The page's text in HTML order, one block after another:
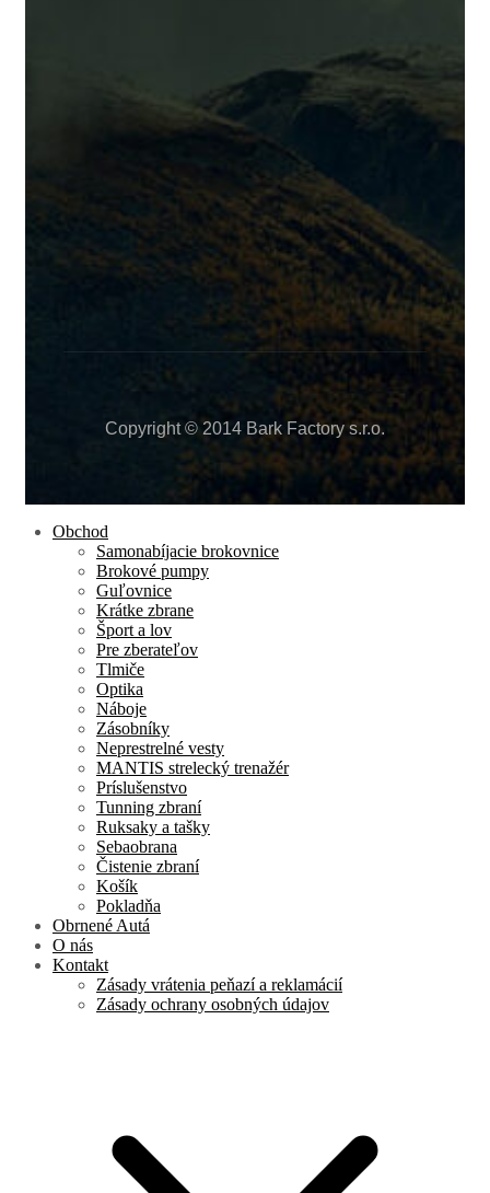
Copyright © 2014 Bark Factory s.r.o.
Obchod
Samonabíjacie brokovnice
Brokové pumpy
Guľovnice
Krátke zbrane
Šport a lov
Pre zberateľov
Tlmiče
Optika
Náboje
Zásobníky
Neprestrelné vesty
MANTIS strelecký trenažér
Príslušenstvo
Tunning zbraní
Ruksaky a tašky
Sebaobrana
Čistenie zbraní
Košík
Pokladňa
Obrnené Autá
O nás
Kontakt
Zásady vrátenia peňazí a reklamácií
Zásady ochrany osobných údajov